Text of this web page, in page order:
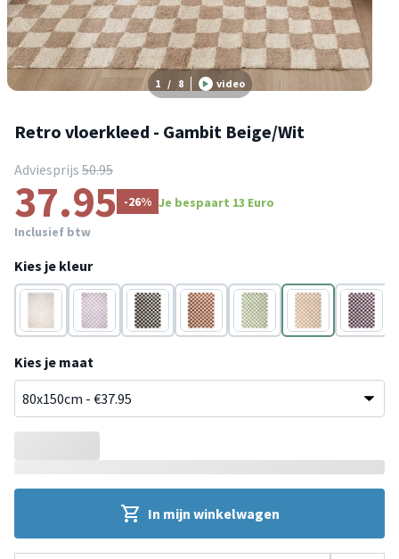
1 / 8 video
Retro vloerkleed - Gambit Beige/Wit
Adviesprijs 50.95
37.95 -26% Je bespaart 13 Euro
Inclusief btw
Kies je kleur
Wit Wit Zwart Bruin Groen Beige
Paars
Kies je maat
In mijn winkelwagen